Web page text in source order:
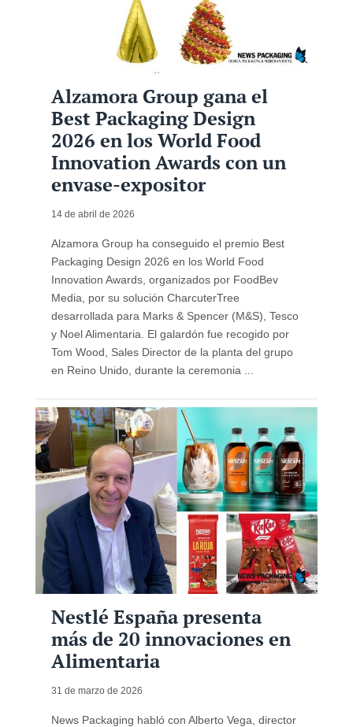
Alzamora Group gana el
Best Packaging Design
2026 en los World Food
Innovation Awards con un
envase-expositor
14 de abril de 2026
Alzamora Group ha conseguido el premio Best
Packaging Design 2026 en los World Food
Innovation Awards, organizados por FoodBev
Media, por su solución CharcuterTree
desarrollada para Marks & Spencer (M&S), Tesco
y Noel Alimentaria. El galardón fue recogido por
Tom Wood, Sales Director de la planta del grupo
en Reino Unido, durante la ceremonia ...
Nestlé España presenta
más de 20 innovaciones en
Alimentaria
31 de marzo de 2026
News Packaging habló con Alberto Vega, director